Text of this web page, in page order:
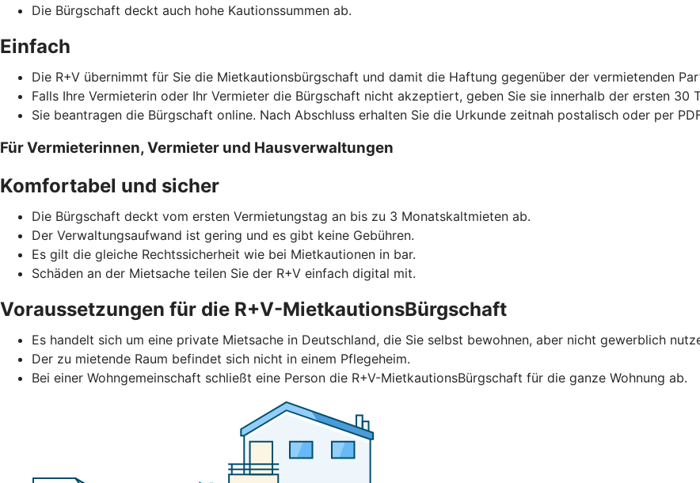
Die Bürgschaft deckt auch hohe Kautionssummen ab.
Einfach
Die R+V übernimmt für Sie die Mietkautionsbürgschaft und damit die Haftung gegenüber der vermietenden
Falls Ihre Vermieterin oder Ihr Vermieter die Bürgschaft nicht akzeptiert, geben Sie sie innerhalb der ersten 30
Sie beantragen die Bürgschaft online. Nach Abschluss erhalten Sie die Urkunde zeitnah postalisch oder per
Für Vermieterinnen, Vermieter und Hausverwaltungen
Komfortabel und sicher
Die Bürgschaft deckt vom ersten Vermietungstag an bis zu 3 Monatskaltmieten ab.
Der Verwaltungsaufwand ist gering und es gibt keine Gebühren.
Es gilt die gleiche Rechtssicherheit wie bei Mietkautionen in bar.
Schäden an der Mietsache teilen Sie der R+V einfach digital mit.
Voraussetzungen für die R+V-MietkautionsBürgschaft
Es handelt sich um eine private Mietsache in Deutschland, die Sie selbst bewohnen, aber nicht gewerblich
Der zu mietende Raum befindet sich nicht in einem Pflegeheim.
Bei einer Wohngemeinschaft schließt eine Person die R+V-MietkautionsBürgschaft für die ganze Wohnung ab.